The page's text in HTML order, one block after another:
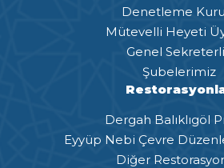
Denetleme
Mütevelli Heyeti
Genel
Şubelerimiz
Dergah Balıklıgöl
Eyyüp Nebi Çevre
Diğer